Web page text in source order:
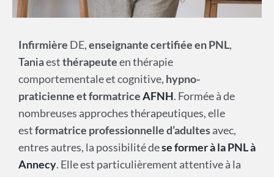
Infirmière DE,enseignante certifiée en PNL,
Taniaestthérapeuteen thérapie
comportementale et cognitive, hypno-
praticienne et formatriceAFNH. Formée à de
nombreuses approches thérapeutiques, elle
estformatrice professionnelle d’adultesavec,
entres autres, la possibilité dese former à la PNL à
Annecy. Elle est particulièrement attentive à la